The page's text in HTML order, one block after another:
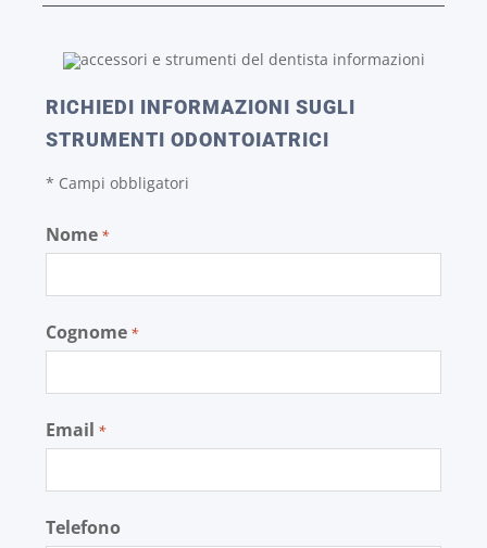
RICHIEDI INFORMAZIONI SUGLI
STRUMENTI ODONTOIATRICI
* Campi obbligatori
Nome *
Cognome *
Email *
Telefono